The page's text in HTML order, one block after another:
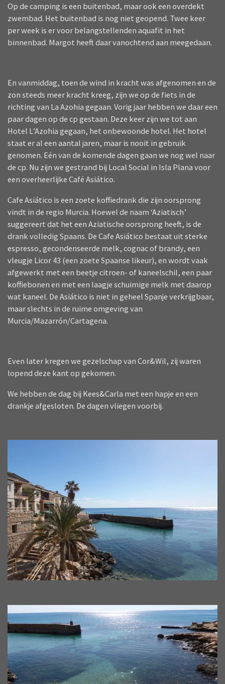
Op de camping is een buitenbad, maar ook een overdekt
zwembad. Het buitenbad is nog niet geopend. Twee keer
per week is er voor belangstellenden aquafit in het
binnenbad. Margot heeft daar vanochtend aan meegedaan.
En vanmiddag, toen de wind in kracht was afgenomen en de
zon steeds meer kracht kreeg, zijn we op de fiets in de
richting van La Azohia gegaan. Vorig jaar hebben we daar een
paar dagen op de cp gestaan. Deze keer zijn we tot aan
Hotel L’Azohia gegaan, het onbewoonde hotel. Het hotel
staat er al een aantal jaren, maar is nooit in gebruik
genomen. Eén van de komende dagen gaan we nog wel naar
de cp. Nu zijn we gestrand bij Local Social in Isla Plana voor
een overheerlijke Café Asiático.
Cafe Asiático is een zoete koffiedrank die zijn oorsprong
vindt in de regio Murcia. Hoewel de naam ‘Aziatisch’
suggereert dat het een Aziatische oorsprong heeft, is de
drank volledig Spaans. De Cafe Asiático bestaat uit sterke
espresso, gecondenseerde melk, cognac of brandy, een
vleugje Licor 43 (een zoete Spaanse likeur), en wordt vaak
afgewerkt met een beetje citroen- of kaneelschil, een paar
koffiebonen en met een laagje schuimige melk met daarop
wat kaneel. De Asiático is niet in geheel Spanje verkrijgbaar,
maar slechts in de ruime omgeving van
Murcia/Mazarrón/Cartagena.
Even later kregen we gezelschap van Cor&Wil, zij waren
lopend deze kant op gekomen.
We hebben de dag bij Kees&Carla met een hapje en een
drankje afgesloten. De dagen vliegen voorbij.